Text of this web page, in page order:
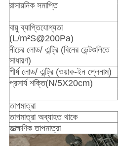
রাসায়নিক সমাপ্তি
বায়ু ব্যাপ্তিযোগ্যতা
(L/m²S@200Pa)
নীচের লোড/ এন্ট্রি (বিনের ভেন্টগুলিতে
সাধারণ)
শীর্ষ লোড/ এন্ট্রি (ওয়াক-ইন প্লেনাম)
প্রসার্য শক্তি(N/5X20cm)
তাপমাত্রা
তাপমাত্রা অব্যাহত থাকে
তাত্ক্ষণিক তাপমাত্রা